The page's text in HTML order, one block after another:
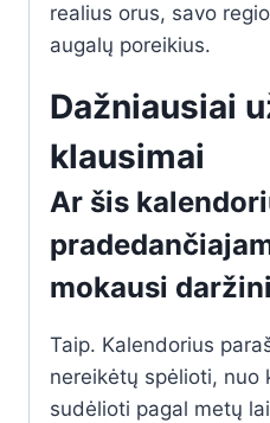
realius orus, savo
augalų poreikius.
Dažniausiai
klausimai
Ar šis
mokausi
Taip. Kalendorius
nereikėtų spėlioti, nuo
sudėlioti pagal metų